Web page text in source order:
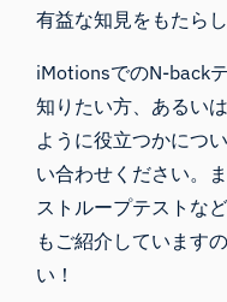
有益な知見をもたら
iMotionsでのN-back
知りたい方、あるい
ように役立つかにつ
い合わせ ください。
ストループテスト な
もご紹介しています
い！